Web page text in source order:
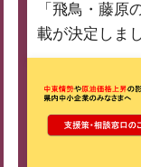
「飛鳥・藤原
載が決定しま